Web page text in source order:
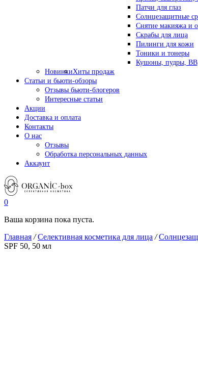
Патчи для глаз
Солнцезащитные
Снятие макияжа и
Скрабы для лица
Пилинги для кожи
Тоники и тонеры
Кушоны, пудры,
НовинкиХиты продаж
Статьи и бьюти-обзоры
Отзывы бьюти-блогеров
Интересные статьи
Акции
Доставка и оплата
Контакты
О нас
Отзывы
Обработка персональных данных
Аккаунт
0
Ваша корзина пока пуста.
Главная /Селективная косметика для лица /
SPF 50, 50 мл